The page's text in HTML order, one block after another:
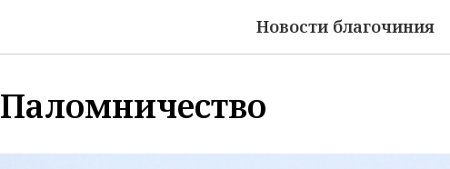
Новости благочиния
Паломничество